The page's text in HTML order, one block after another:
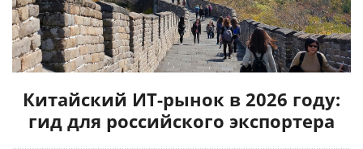
Китайский ИТ-рынок в 2026 году:
гид для российского экспортера